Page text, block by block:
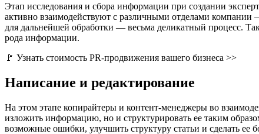
Этап исследования и сбора информации при создании
активно взаимодействуют с различными отделами
для дальнейшей обработки — весьма деликатный процесс.
рода информации.
🚩 Узнать стоимость PR-продвижения вашего бизнеса >>
Написание и редактирование
На этом этапе копирайтеры и контент-менеджеры во
изложить информацию, но и структурировать ее таким
возможные ошибки, улучшить структуру статьи и сделать ее